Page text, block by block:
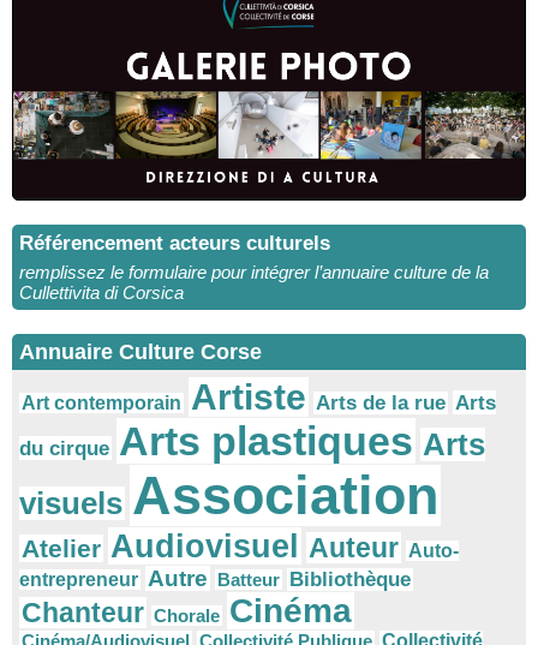
Référencement acteurs culturels
remplissez le formulaire pour intégrer l’annuaire culture de la
Cullettivita di Corsica
Annuaire Culture Corse
Art contemporain Artiste Arts de la rue Arts
du cirque Arts plastiques Arts
visuels Association
Atelier Audiovisuel Auteur Auto-
entrepreneur Autre Batteur Bibliothèque
Chanteur Chorale Cinéma